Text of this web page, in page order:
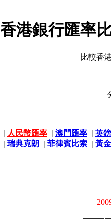
香港銀行匯率
比較香
| 人民幣匯率 | 澳門匯率 | 英
| 瑞典克朗 | 菲律賓比索 | 黃